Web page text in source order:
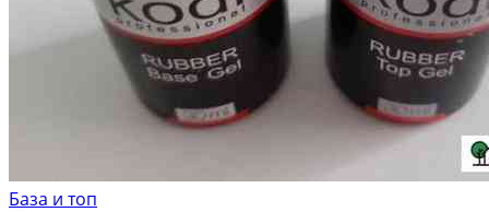
База и топ